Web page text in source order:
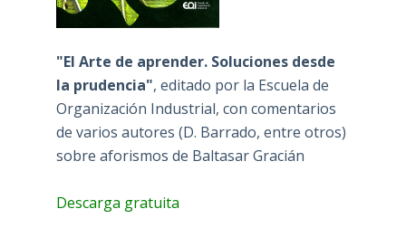
"El Arte de aprender. Soluciones desde
la prudencia", editado por la Escuela de
Organización Industrial, con comentarios
de varios autores (D. Barrado, entre otros)
sobre aforismos de Baltasar Gracián
Descarga gratuita